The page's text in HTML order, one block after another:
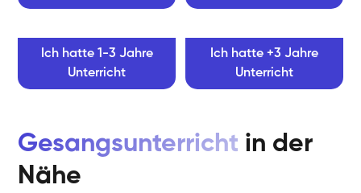
Ich hatte 1-3 Jahre
Unterricht
Ich hatte +3 Jahre
Unterricht
Gesangsunterricht in der
Nähe